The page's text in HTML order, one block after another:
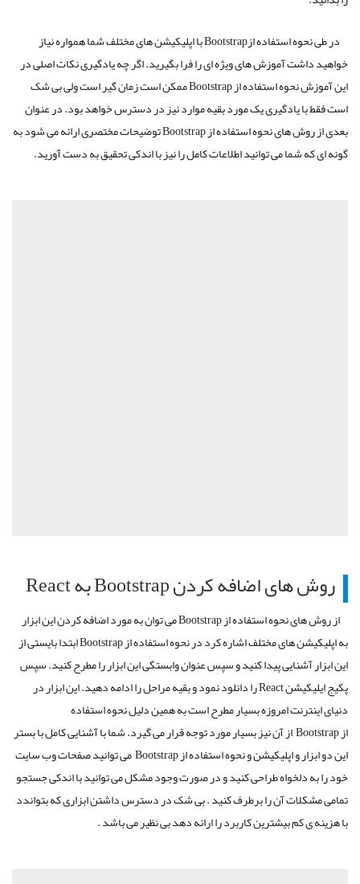
در طی نحوه استفاده ازBootstrapبا اپلیکیشن های مختلف شما همواره نیاز
خواهید داشت آموزش های ویژه ای را فرا بگیرید. اگر چه یادگیری نکات اصلی در
این آموزش نحوه استفاده ازBootstrapممکن است زمان گیر است ولی بی شک
است فقط با یادگیری یک مورد بقیه موارد نیز در دسترس خواهد بود. در عنوان
بعدی از روش های نحوه استفاده ازBootstrapتوضیحات مختصری ارائه می شود به
گونه ای که شما می توانید اطلاعات کامل را نیز با اندکی تحقیق به دست آورید.
روش های اضافه کردنBootstrapبهReact
از روش های نحوه استفاده ازBootstrapمی توان به مورد اضافه کردن این ابزار
به اپلیکیشن های مختلف اشاره کرد در نحوه استفاده از Bootstrap ابتدا بایستی از
این ابزار آشنایی پیدا کنید و سپس عنوان وابستگی این ابزار را مطرح کنید. سپس
پکیج ایلیکیشنReactرا دانلود نمود و بقیه مراحل را ادامه دهید. این ابزار در
دنیای اینترنت امروزه بسیار مطرح است به همین دلیل نحوه استفاده
ازBootstrapاز آن نیز بسیار مورد توجه قرار می گیرد. شما با آشنایی کامل با بستر
این دو ابزار و اپلیکیشن و نحوه استفاده ازBootstrapمی توانید صفحات وب سایت
خود را به دلخواه طراحی کنید و در صورت وجود مشکل می توانید با اندکی جستجو
تمامی مشکلات آن را برطرف کنید . بی شک در دسترس داشتن ابزاری که بتواندد
با هزینه ی کم بیشترین کاربرد را ارائه دهد بی نظیر می باشد .